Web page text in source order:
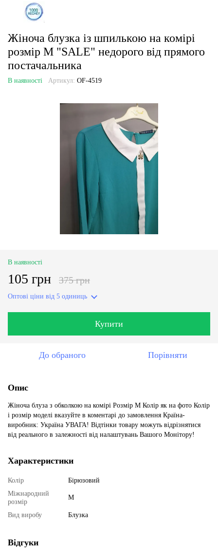
Жіноча блузка із шпилькою на комірі
розмір М "SALE" недорого від прямого
постачальника
В наявності Артикул: OF-4519
В наявності
105 грн 375 грн
Оптові ціни від 5 одиниць
Купити
До обраного Порівняти
Опис
Жіноча блуза з обколкою на комірі Розмір М Колір як на фото Колір
і розмір моделі вказуйте в коментарі до замовлення Країна-
виробник: Україна УВАГА! Відтінки товару можуть відрізнятися
від реального в залежності від налаштувань Вашого Монітору!
Характеристики
Колір
Бірюзовий
Міжнародний
розмір
M
Вид виробу Блузка
Відгуки